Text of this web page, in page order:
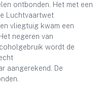
ontbonden. Het met een
Luchtvaartwet
vliegtuig kwam een
negeren van
wordt de
aangerekend. De